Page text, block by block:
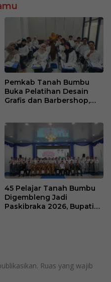
Pemkab Tanah Bumbu
Buka Pelatihan Desain
Grafis dan Barbershop,
45 Pelajar Tanah Bumbu
Digembleng Jadi
Paskibraka 2026, Bupati
Ruas yang wajib